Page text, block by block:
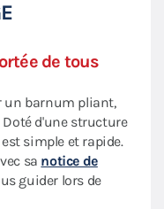
de tous
un barnum pliant,
d'une structure
simple et rapide.
sa notice de
guider lors de